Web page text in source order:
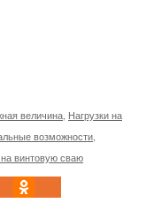
величина Нагрузки на
возможности
на винтовую сваю